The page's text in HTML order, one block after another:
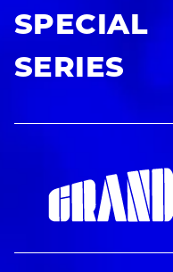
SPECIAL
SERIES